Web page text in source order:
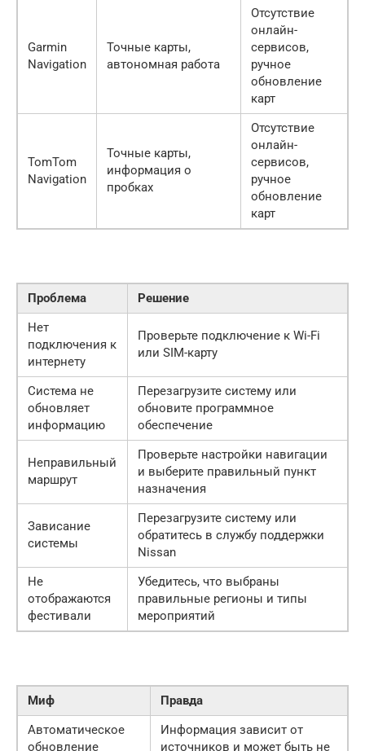
Garmin
Navigation
Точные карты,
автономная работа
Отсутствие
онлайн-
сервисов,
ручное
обновление
карт
TomTom
Navigation
Точные карты,
информация о
пробках
Отсутствие
онлайн-
сервисов,
ручное
обновление
карт
Проблема
Решение
Нет
подключения к
интернету
Проверьте подключение к Wi-Fi
или SIM-карту
Система не
обновляет
информацию
Перезагрузите систему или
обновите программное
обеспечение
Неправильный
маршрут
Проверьте настройки навигации
и выберите правильный пункт
назначения
Зависание
системы
Перезагрузите систему или
обратитесь в службу поддержки
Nissan
Не
отображаются
фестивали
Убедитесь, что выбраны
правильные регионы и типы
мероприятий
Миф
Правда
Автоматическое
обновление
Информация зависит от
источников и может быть не